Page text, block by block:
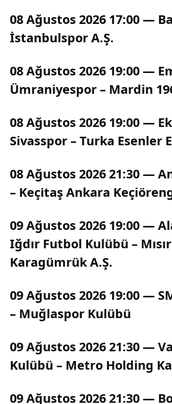
08 Ağustos 2026 17:00 —
İstanbulspor A.Ş.
08 Ağustos 2026 19:00 —
Ümraniyespor – Mardin
08 Ağustos 2026 19:00 —
Sivasspor – Turka Esenler
08 Ağustos 2026 21:30 —
– Keçi̇taş Ankara
09 Ağustos 2026 19:00 —
Iğdır Futbol Kulübü –
Karagümrük A.Ş.
09 Ağustos 2026 19:00 —
– Muğlaspor Kulübü
09 Ağustos 2026 21:30 —
Kulübü – Metro Holding
09 Ağustos 2026 21:30 —